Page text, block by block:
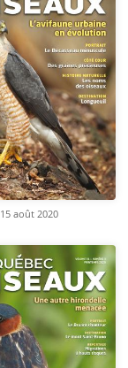
15 août 2020